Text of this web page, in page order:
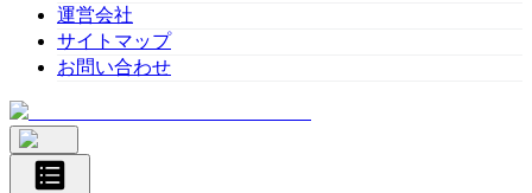
運営会社
サイトマップ
お問い合わせ